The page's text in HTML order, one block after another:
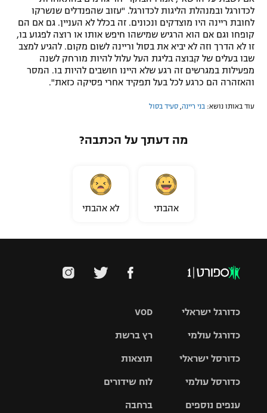
לכדורגל ובמנהלת הליגות לכדורגל. "עזוב שהפנדלים שנשרקו
לחובת ריינה היו מוצדקים ונכונים. זה בכלל לא העניין. גם אם הם
קופחו וגם אם הוא הרגיש שמישהו חיפש אותו או רוצה לפגוע בו,
זו לא הדרך וזה לא יביא את בסול וריינה לשום מקום. להגיע למצב
שבו בעלים של קבוצה בליגת העל עלול להיות מורחק לשנה
מפעילות במגרשים זה רגע שלא היינו חושבים להיות בו. המסר
והאזהרה הם כרגע לכל בעל תפקיד אחרי פסיקה כזאת".
עוד באותו נושא: בני ריינה, סעיד בסול
מה דעתך על הכתבה?
אהבתי לא אהבתי
VOD
רץ ברשת
תוצאות
לוח שידורים
ברחבה
כדורגל ישראלי
גביע הטוטו
כדורגל עולמי
האלופות
ליגה
כדורסל ישראלי
סל
כדורסל עולמי
ענפים נוספים